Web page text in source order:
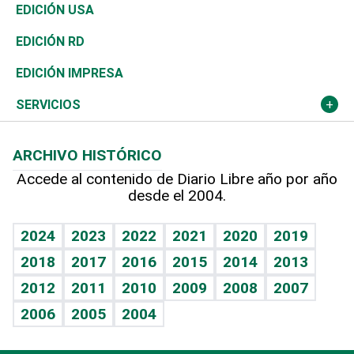
Reportajes
África
Ocenanía
Caribe
Resto del mundo
Vivienda
Telecom.
Global y variable
Economía personal
Buena Vida
Sociales
Novedades
Podcast Arte Libre
Hablando con el pediatra
Vida y familia
Eñe
Celebrando la vida
Sin complejos
Ciclismo
Tenis
Olimpismo
Más deportes
TBT Deportivo
En Directo
El Espía
Noticiero Poteleche
Columnistas
Más firmas
Tecnología
Historia
Martes de tecnología
Cambio climático
Economía
Revista
Deportes
Opinión
Hecho en casa
Guía del dinero
EDICIÓN USA
EDICIÓN RD
EDICIÓN IMPRESA
SERVICIOS
Cumpleaños
Horóscopos
Crucigramas
ARCHIVO HISTÓRICO
Accede al contenido de Diario Libre año por año
desde el 2004.
2024 2023 2022 2021 2020
2019
2018
2017 2016 2015 2014
2013
2012
2011 2010 2009 2008
2007
2006
2005 2004